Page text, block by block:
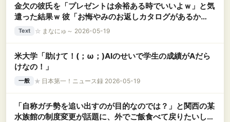
金欠の彼氏を「プレゼントは余裕ある時でいいよｗ」と気
遣った結果ｗ 彼「お悔やみのお返しカタログがあるか
ら、そこから選べばタダじゃん！ｗ」→人間の心を失った
Text ☆ まなにゅ～ 2026-05-19
米大学「助けて！(；ω；)AIのせいで学生の成績がAだら
けなの！」
一般 ★ 日本第一！ニュース録 2026-05-19
「自称ガチ勢を追い出すのが目的なのでは？」と関西の某
水族館の制度変更が話題に、外でご飯食べて戻りたいしな